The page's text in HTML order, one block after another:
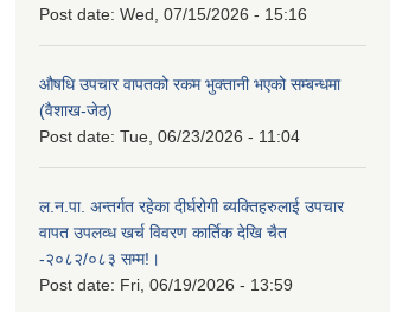
Post date: Wed, 07/15/2026 - 15:16
औषधि उपचार वापतको रकम भुक्तानी भएको सम्बन्धमा
(वैशाख-जेठ)
Post date: Tue, 06/23/2026 - 11:04
ल.न.पा. अन्तर्गत रहेका दीर्घरोगी ब्यक्तिहरुलाई उपचार
वापत उपलव्ध खर्च विवरण कार्तिक देखि चैत
-२०८२/०८३ सम्म!।
Post date: Fri, 06/19/2026 - 13:59